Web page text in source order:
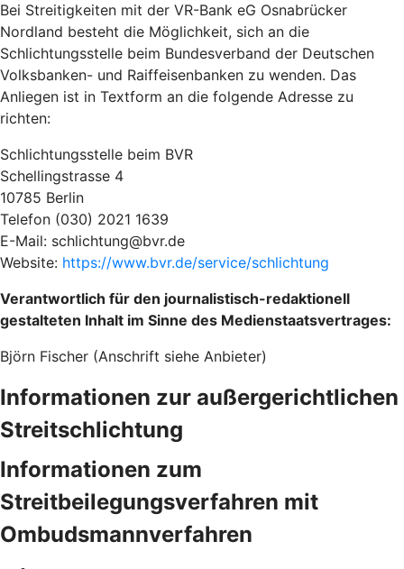
Bei Streitigkeiten mit der VR-Bank eG Osnabrücker
Nordland besteht die Möglichkeit, sich an die
Schlichtungsstelle beim Bundesverband der Deutschen
Volksbanken- und Raiffeisenbanken zu wenden. Das
Anliegen ist in Textform an die folgende Adresse zu
richten:
Schlichtungsstelle beim BVR
Schellingstrasse 4
10785 Berlin
Telefon (030) 2021 1639
E-Mail: schlichtung@bvr.de
Website: https://www.bvr.de/service/schlichtung
Verantwortlich für den journalistisch-redaktionell
gestalteten Inhalt im Sinne des Medienstaatsvertrages:
Björn Fischer (Anschrift siehe Anbieter)
Informationen zur außergerichtlichen
Streitschlichtung
Informationen zum
Streitbeilegungsverfahren mit
Ombudsmannverfahren